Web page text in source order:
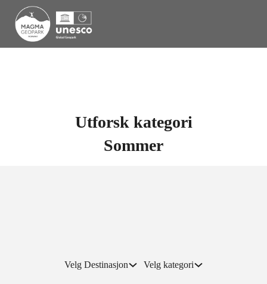
Utforsk kategori
Sommer
Velg Destinasjon Velg kategori